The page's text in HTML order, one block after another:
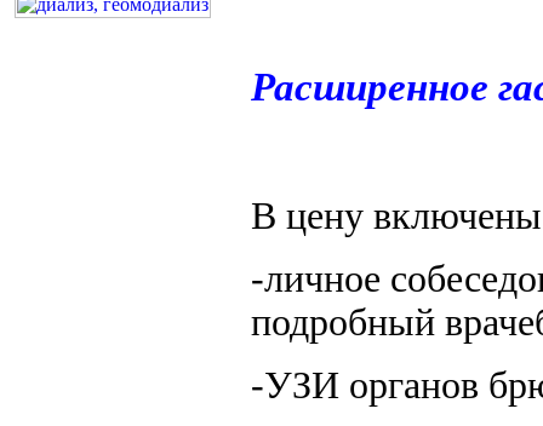
Расширенное
В цену
-личное
подробный
-УЗИ органов